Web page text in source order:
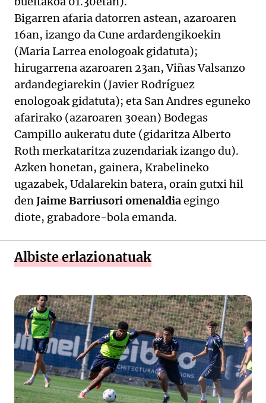
Bigarren afaria datorren astean, azaroaren
16an, izango da Cune ardardengikoekin
(Maria Larrea enologoak gidatuta);
hirugarrena azaroaren 23an, Viñas Valsanzo
ardandegiarekin (Javier Rodríguez
enologoak gidatuta); eta San Andres eguneko
afarirako (azaroaren 30ean) Bodegas
Campillo aukeratu dute (gidaritza Alberto
Roth merkataritza zuzendariak izango du).
Azken honetan, gainera, Krabelineko
ugazabek, Udalarekin batera, orain gutxi hil
denJaime Barriusori omenaldiaegingo
diote, grabadore-bola emanda.
Albiste erlazionatuak